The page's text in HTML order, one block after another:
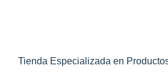
Tienda Especializada en